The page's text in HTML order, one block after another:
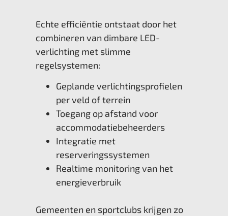
Echte efficiëntie ontstaat door het
combineren van dimbare LED-
verlichting met slimme
regelsystemen:
Geplande verlichtingsprofielen
per veld of terrein
Toegang op afstand voor
accommodatiebeheerders
Integratie met
reserveringssystemen
Realtime monitoring van het
energieverbruik
Gemeenten en sportclubs krijgen zo